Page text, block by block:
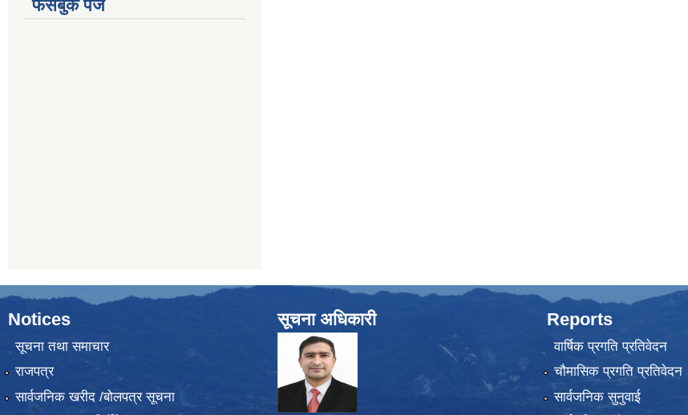
फेसबुक पेज
Notices
सूचना तथा समाचार
राजपत्र
सार्वजनिक खरीद /बोलपत्र सूचना
सूचना अधिकारी Reports
वार्षिक प्रगति प्रतिवेदन
चौमासिक प्रगति प्रतिवेदन
सार्वजनिक सुनुवाई